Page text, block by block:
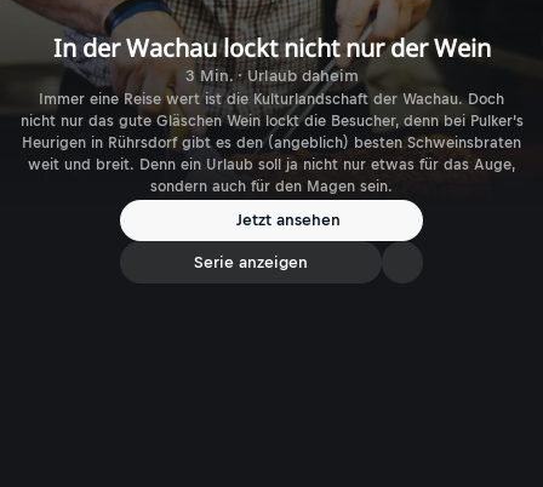
In der Wachau lockt nicht nur der Wein
3 Min. · Urlaub daheim
Immer eine Reise wert ist die Kulturlandschaft der Wachau. Doch
nicht nur das gute Gläschen Wein lockt die Besucher, denn bei Pulker’s
Heurigen in Rührsdorf gibt es den (angeblich) besten Schweinsbraten
weit und breit. Denn ein Urlaub soll ja nicht nur etwas für das Auge,
sondern auch für den Magen sein.
Jetzt ansehen
Serie anzeigen